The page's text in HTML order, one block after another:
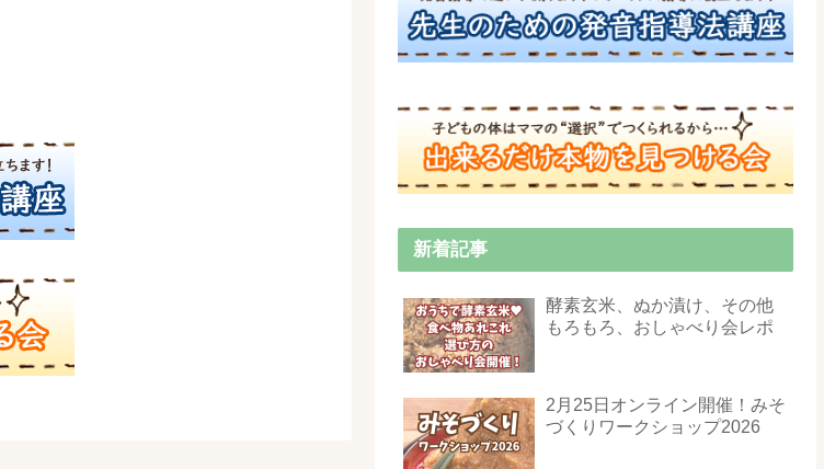
新着記事
酵素玄米、ぬか漬け、その他
もろもろ、おしゃべり会レポ
2月25日オンライン開催！みそ
づくりワークショップ2026